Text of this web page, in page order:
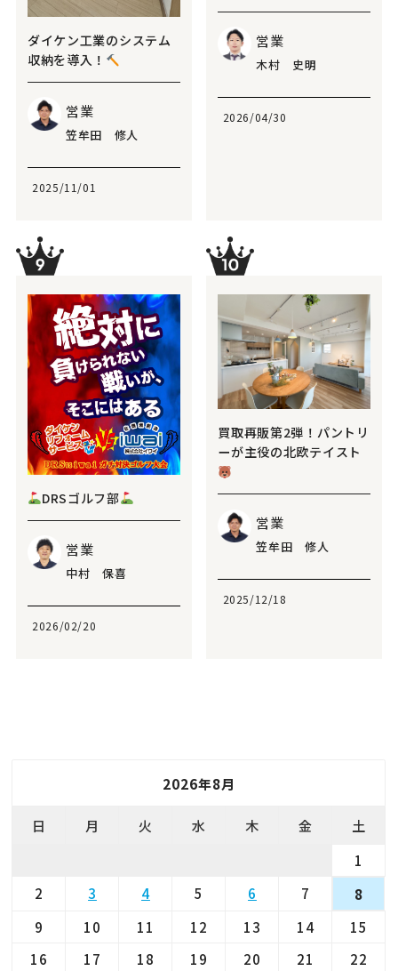
ダイケン工業のシステム
収納を導入！
営業
笠牟田 修人
2025/11/01
営業
木村 史明
2026/04/30
DRSゴルフ部
営業
中村 保喜
2026/02/20
買取再販第2弾！パントリ
ーが主役の北欧テイスト
営業
笠牟田 修人
2025/12/18
2026年8月
日 月 火 水 木 金
土
1
2
3 4 5 6 7
8
9
10 11 12 13 14
15
16
17 18 19 20 21 22